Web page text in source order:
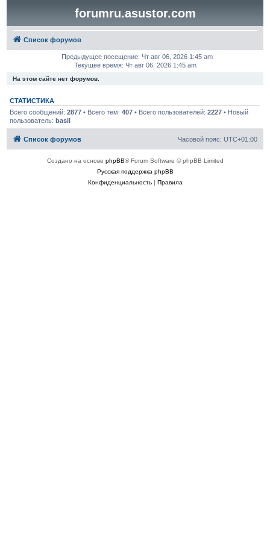
forumru.asustor.com
Список форумов
Предыдущее посещение: Чт авг 06, 2026 1:45 am
Текущее время: Чт авг 06, 2026 1:45 am
На этом сайте нет форумов.
СТАТИСТИКА
Всего сообщений: 2877• Всего тем: 407• Всего пользователей: 2227• Новый
пользователь: basil
Список форумов Часовой пояс: UTC+01:00
Создано на основе phpBB® Forum Software © phpBB Limited
Русская поддержка phpBB
Конфиденциальность| Правила